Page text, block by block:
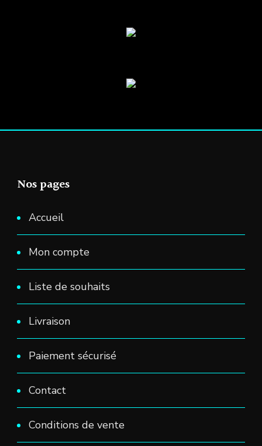
Nos pages
Accueil
Mon compte
Liste de souhaits
Livraison
Paiement sécurisé
Contact
Conditions de vente